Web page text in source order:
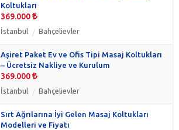
Koltukları
369.000
İstanbul Bahçelievler
Aşiret Paket Ev ve Ofis Tipi Masaj Koltukları
– Ücretsiz Nakliye ve Kurulum
369.000
İstanbul Bahçelievler
Sırt Ağrılarına İyi Gelen Masaj Koltukları
Modelleri ve Fiyatı